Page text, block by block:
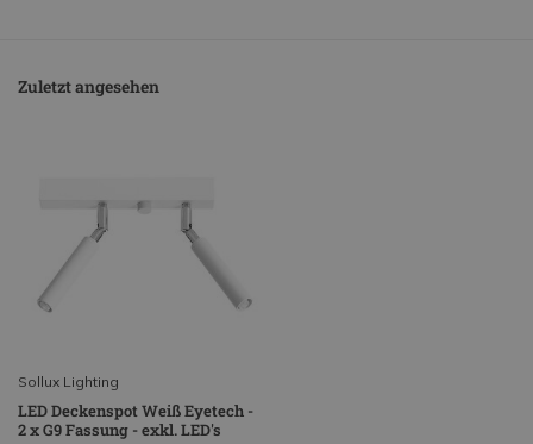
Zuletzt angesehen
Sollux Lighting
LED Deckenspot Weiß Eyetech -
2 x G9 Fassung - exkl. LED's